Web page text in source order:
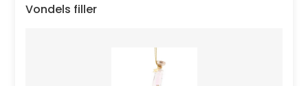
Vondels filler